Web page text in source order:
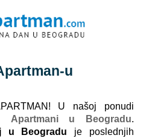
-u
U našoj ponudi
Apartmani u Beogradu.
u Beogradu je poslednjih